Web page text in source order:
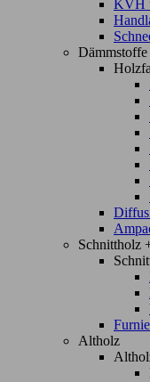
KVH
Dämmstoffe
Schnittholz
Altholz